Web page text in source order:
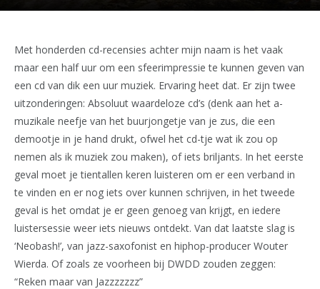
Met honderden cd-recensies achter mijn naam is het vaak
maar een half uur om een sfeerimpressie te kunnen geven van
een cd van dik een uur muziek. Ervaring heet dat. Er zijn twee
uitzonderingen: Absoluut waardeloze cd’s (denk aan het a-
muzikale neefje van het buurjongetje van je zus, die een
demootje in je hand drukt, ofwel het cd-tje wat ik zou op
nemen als ik muziek zou maken), of iets briljants. In het eerste
geval moet je tientallen keren luisteren om er een verband in
te vinden en er nog iets over kunnen schrijven, in het tweede
geval is het omdat je er geen genoeg van krijgt, en iedere
luistersessie weer iets nieuws ontdekt. Van dat laatste slag is
‘Neobash!’, van jazz-saxofonist en hiphop-producer Wouter
Wierda. Of zoals ze voorheen bij DWDD zouden zeggen:
“Reken maar van Jazzzzzzz”